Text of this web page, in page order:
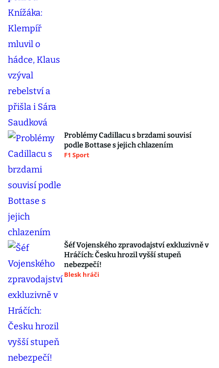
Problémy Cadillacu s brzdami souvisí
podle Bottase s jejich chlazením
F1 Sport
Šéf Vojenského zpravodajství exkluzivně v
Hráčích: Česku hrozil vyšší stupeň
nebezpečí!
Blesk hráči